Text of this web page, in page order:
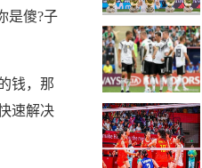
是傻?子
钱，那
速解决